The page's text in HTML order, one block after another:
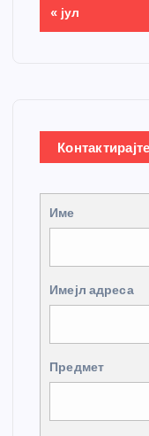
« јул
Име
Имејл адреса
Предмет